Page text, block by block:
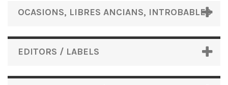
OCASIONS, LIBRES ANCIANS, INTROBABLES
EDITORS / LABELS